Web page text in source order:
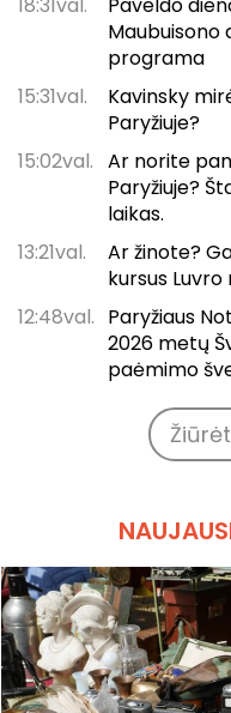
Maubuisono
programa
15:31val.
Kavinsky
Paryžiuje?
15:02val. Ar norite
Paryžiuje?
laikas.
13:21val.
Ar žinote?
kursus Luvro
12:48val. Paryžiaus
2026 metų
paėmimo